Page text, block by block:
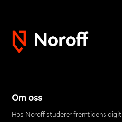
Om oss
Hos Noroff studerer fremtidens